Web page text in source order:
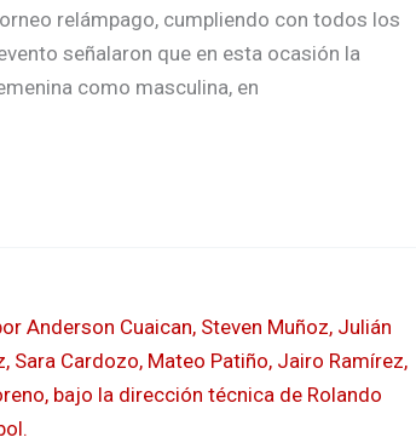
relámpago, cumpliendo con todos los
señalaron que en esta ocasión la
como masculina, en